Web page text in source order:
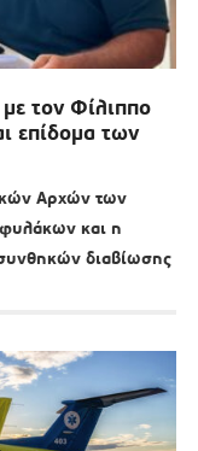
τον Φίλιππο
επίδομα των
Αρχών των
και η
διαβίωσης